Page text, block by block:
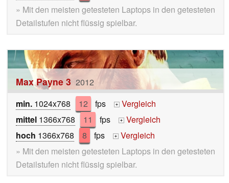
» Mit den meisten getesteten Laptops in den getesteten
Detailstufen nicht flüssig spielbar.
Max Payne 3 2012
min. 1024x768 12 fps +
Vergleich
mittel 1366x768 11 fps +
Vergleich
hoch 1366x768 8 fps +
Vergleich
» Mit den meisten getesteten Laptops in den getesteten
Detailstufen nicht flüssig spielbar.